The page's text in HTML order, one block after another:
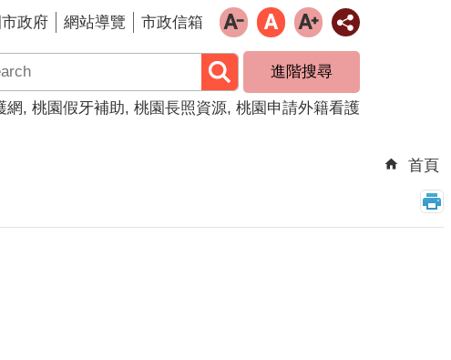
政府 網站導覽 市政信箱
進階搜尋
網 桃園假牙補助 桃園長照資源 桃園申請外籍看護
首頁